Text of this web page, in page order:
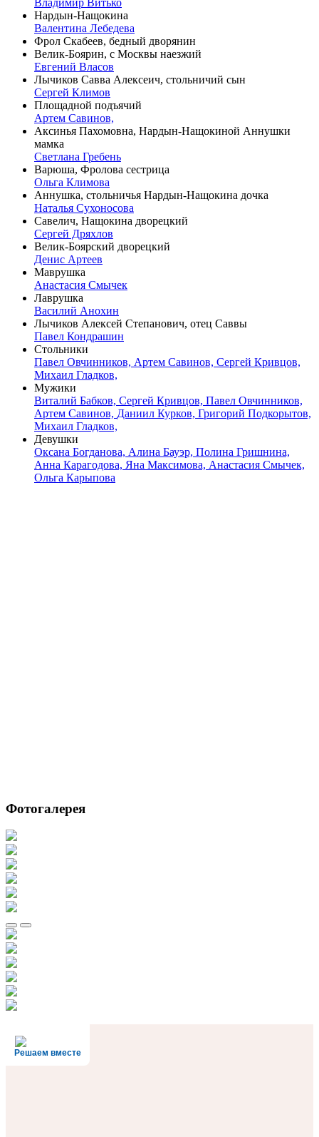
Владимир Витько
Нардын-Нащокина
Валентина Лебедева
Фрол Скабеев, бедный дворянин
Велик-Боярин, с Москвы наезжий
Евгений Власов
Лычиков Савва Алексеич, стольничий сын
Сергей Климов
Площадной подъячий
Артем Савинов,
Аксинья Пахомовна, Нардын-Нащокиной Аннушки
мамка
Светлана Гребень
Варюша, Фролова сестрица
Ольга Климова
Аннушка, стольничья Нардын-Нащокина дочка
Наталья Сухоносова
Савелич, Нащокина дворецкий
Сергей Дряхлов
Велик-Боярский дворецкий
Денис Артеев
Маврушка
Анастасия Смычек
Лаврушка
Василий Анохин
Лычиков Алексей Степанович, отец Саввы
Павел Кондрашин
Стольники
Павел Овчинников, Артем Савинов, Сергей Кривцов,
Михаил Гладков,
Мужики
Виталий Бабков, Сергей Кривцов, Павел Овчинников,
Артем Савинов, Даниил Курков, Григорий Подкорытов,
Михаил Гладков,
Девушки
Оксана Богданова, Алина Бауэр, Полина Гришнина,
Анна Карагодова, Яна Максимова, Анастасия Смычек,
Ольга Карыпова
Фотогалерея
Решаем вместе